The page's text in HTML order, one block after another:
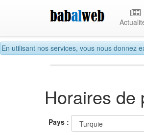
En utilisant nos services, vous nous donnez
Horaires de
Pays :